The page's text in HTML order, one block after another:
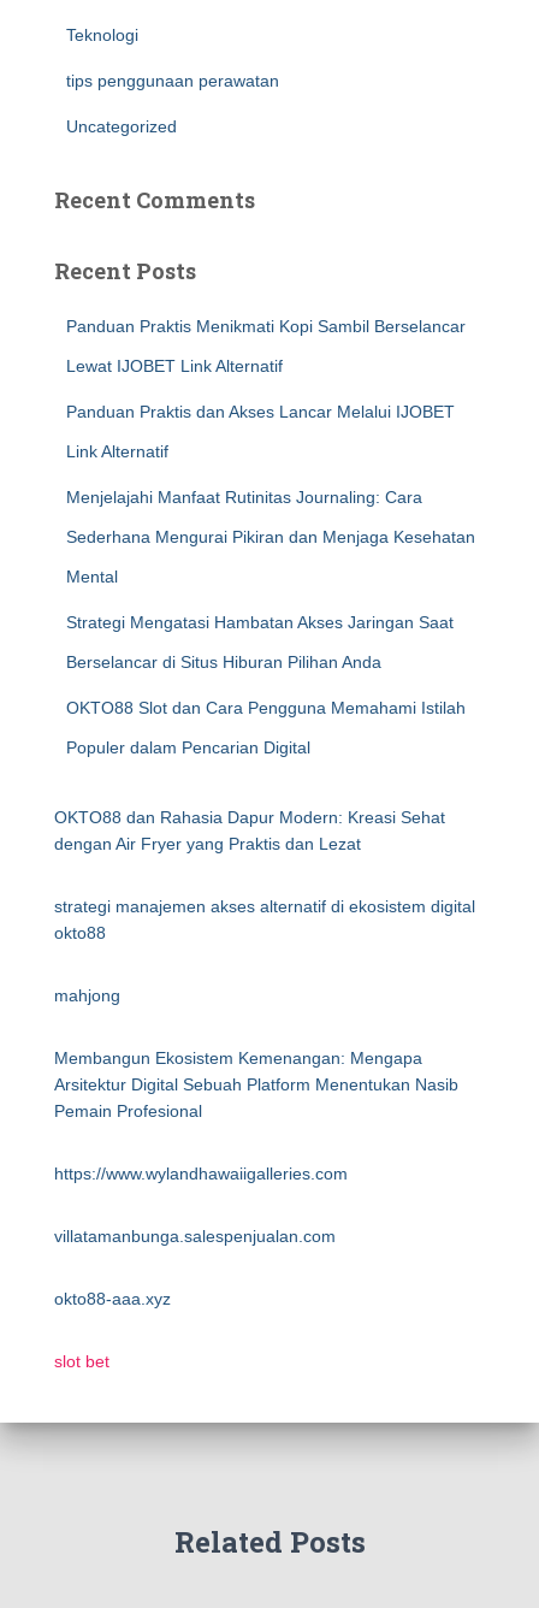
Teknologi
tips penggunaan perawatan
Uncategorized
Recent Comments
Recent Posts
Panduan Praktis Menikmati Kopi Sambil Berselancar
Lewat IJOBET Link Alternatif
Panduan Praktis dan Akses Lancar Melalui IJOBET
Link Alternatif
Menjelajahi Manfaat Rutinitas Journaling: Cara
Sederhana Mengurai Pikiran dan Menjaga Kesehatan
Mental
Strategi Mengatasi Hambatan Akses Jaringan Saat
Berselancar di Situs Hiburan Pilihan Anda
OKTO88 Slot dan Cara Pengguna Memahami Istilah
Populer dalam Pencarian Digital
OKTO88 dan Rahasia Dapur Modern: Kreasi Sehat
dengan Air Fryer yang Praktis dan Lezat
strategi manajemen akses alternatif di ekosistem digital
okto88
mahjong
Membangun Ekosistem Kemenangan: Mengapa
Arsitektur Digital Sebuah Platform Menentukan Nasib
Pemain Profesional
https://www.wylandhawaiigalleries.com
villatamanbunga.salespenjualan.com
okto88-aaa.xyz
slot bet
Related Posts